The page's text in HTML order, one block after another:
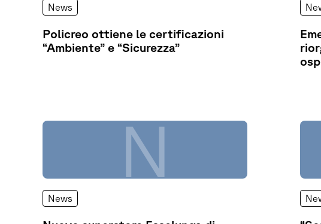
News
Policreo ottiene le certificazioni
“Ambiente” e “Sicurezza”
N
News